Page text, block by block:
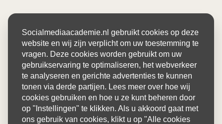
Socialmediaacademie.nl gebruikt cookies op deze
website en wij zijn verplicht om uw toestemming te
vragen. Deze cookies worden gebruikt om uw
gebruikservaring te optimaliseren, het webverkeer
te analyseren en gerichte advertenties te kunnen
tonen via derde partijen. Lees meer over hoe wij
cookies gebruiken en hoe u ze kunt beheren door
op "Instellingen" te klikken. Als u akkoord gaat met
ons gebruik van cookies, klikt u op "Alle cookies